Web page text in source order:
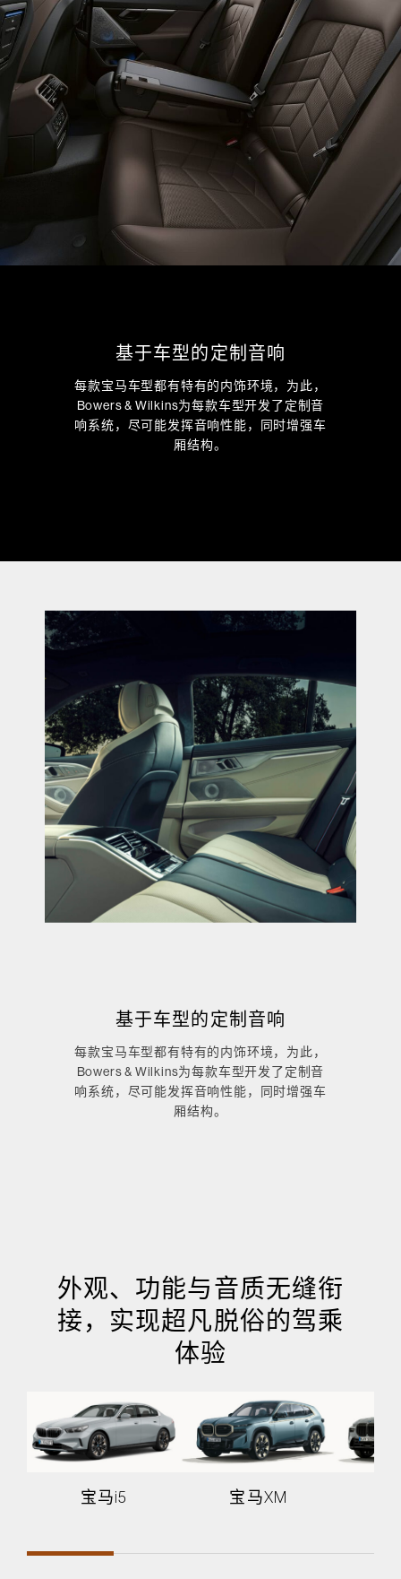
基于车型的定制音响
每款宝马车型都有特有的内饰环境，为此，
Bowers & Wilkins为每款车型开发了定制音
响系统，尽可能发挥音响性能，同时增强车
厢结构。
基于车型的定制音响
每款宝马车型都有特有的内饰环境，为此，
Bowers & Wilkins为每款车型开发了定制音
响系统，尽可能发挥音响性能，同时增强车
厢结构。
外观、功能与音质无缝衔
接，实现超凡脱俗的驾乘
体验
宝马i5 宝马XM